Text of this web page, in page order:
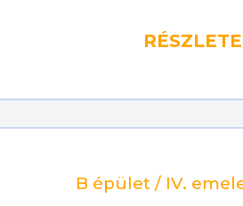
B épület / IV.